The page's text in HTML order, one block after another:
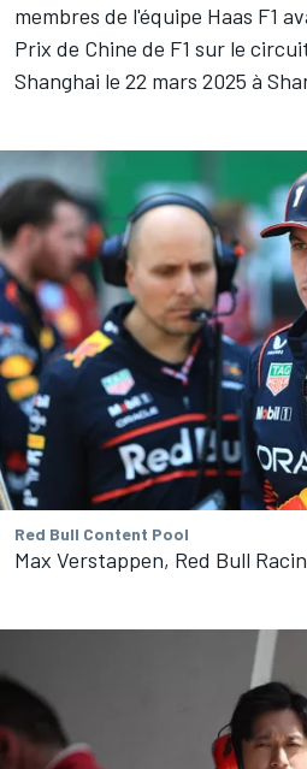
membres de l'équipe Haas F1
Prix de Chine de F1 sur le
Shanghai le 22 mars 2025 à
Red Bull Content Pool
Max Verstappen, Red Bull